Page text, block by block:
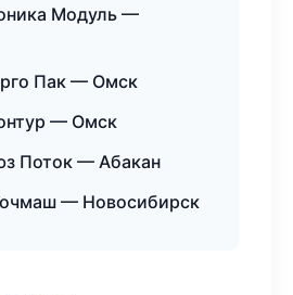
Модуль —
Пак — Омск
— Омск
Поток — Абакан
— Новосибирск